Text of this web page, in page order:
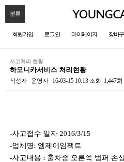
분류
회원가입 로그인 마이페이지 장바
사고처리 현황
하모니카서비스 처리현황
작성자 운영자 16-03-15 10:13 조회 1,447회
-사고접수 일자 2016/3/15
-업체명: 엠제이임팩트
-사고내용 : 출차중 오른쪽 범퍼 손